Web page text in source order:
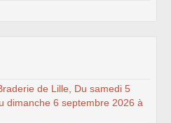
de Lille, Du samedi 5
dimanche 6 septembre 2026 à